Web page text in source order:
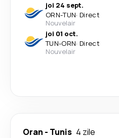
joi 24 sept.
ORN-TUN· Direct
Nouvelair
joi 01 oct.
TUN-ORN· Direct
Nouvelair
Oran - Tunis 4 zile